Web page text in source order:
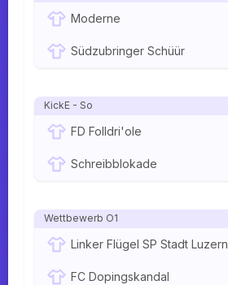
Moderne
Südzubringer Schüür
KickE - So
FD Folldri'ole
Schreibblokade
Wettbewerb O1
Linker Flügel SP Stadt Luzern
FC Dopingskandal